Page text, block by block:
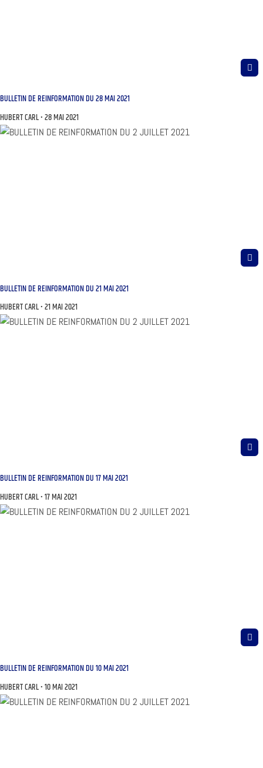
BULLETIN DE REINFORMATION DU 28 MAI 2021
HUBERT CARL 28 MAI 2021
BULLETIN DE REINFORMATION DU 21 MAI 2021
HUBERT CARL 21 MAI 2021
BULLETIN DE REINFORMATION DU 17 MAI 2021
HUBERT CARL 17 MAI 2021
BULLETIN DE REINFORMATION DU 10 MAI 2021
HUBERT CARL 10 MAI 2021